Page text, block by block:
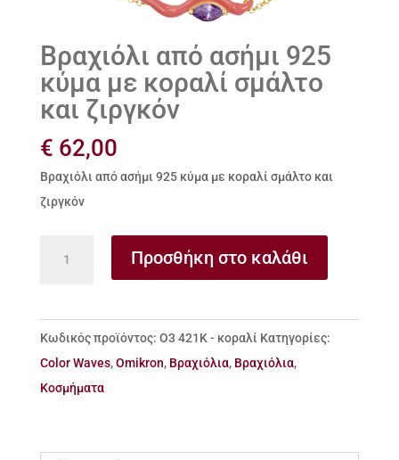
Βραχιόλι από ασήμι 925
κύμα με κοραλί σμάλτο
και ζιργκόν
€ 62,00
Βραχιόλι από ασήμι 925 κύμα με κοραλί σμάλτο και
ζιργκόν
925
κύμα
με
κοραλί
Προσθήκη στο καλάθι
Κωδικός προϊόντος: Ο3 421Κ - κοραλί Κατηγορίες:
Color Waves,Omikron, Βραχιόλια, Βραχιόλια,
Κοσμήματα